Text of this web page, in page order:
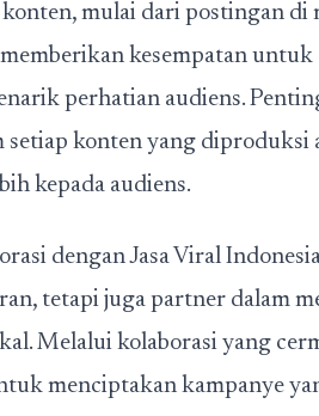
mulai dari postingan di
kesempatan untuk
perhatian audiens.
konten yang diproduksi
kepada audiens.
dengan Jasa Viral
tetapi juga partner dalam
Melalui kolaborasi yang
menciptakan kampanye